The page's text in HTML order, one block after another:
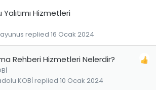
Hizmetleri
16 Ocak 2024
Rehberi Hizmetleri Nelerdir?
10 Ocak 2024
KOBİ